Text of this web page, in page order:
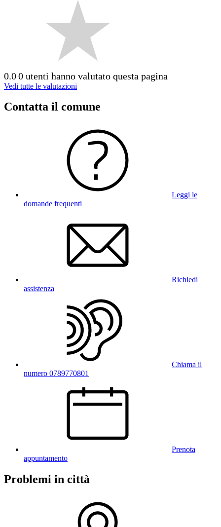
0.00 utenti hanno valutato questa pagina
Vedi tutte le valutazioni
Contatta il comune
Leggi le
domande frequenti
Richiedi
assistenza
Chiama il
numero 0789770801
Prenota
appuntamento
Problemi in città